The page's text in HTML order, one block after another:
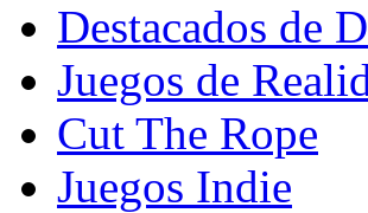
Destacados de
Juegos de
Cut The Rope
Juegos Indie